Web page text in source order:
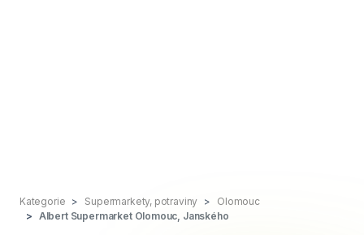
Kategorie Supermarkety, potraviny
Olomouc
Albert Supermarket Olomouc, Janského